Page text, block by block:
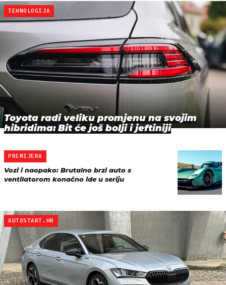
TEHNOLOGIJA
Toyota radi veliku promjenu na svojim
hibridima: Bit će još bolji i jeftiniji
PREMIJERA
Vozi i naopako: Brutalno brzi auto s
ventilatorom konačno ide u seriju
AUTOSTART.HR